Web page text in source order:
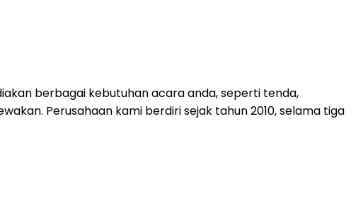
berbagai kebutuhan acara anda, seperti tenda,
Perusahaan kami berdiri sejak tahun 2010, selama tiga